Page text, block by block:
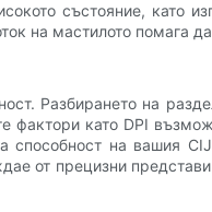
състояние, като
на мастилото помага
Разбирането на
като DPI
способност на вашия
от прецизни